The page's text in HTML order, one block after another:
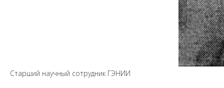
Старший научный сотрудник ГЭНИИ